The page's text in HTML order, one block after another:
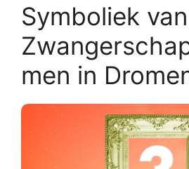
Symboliek van
men in